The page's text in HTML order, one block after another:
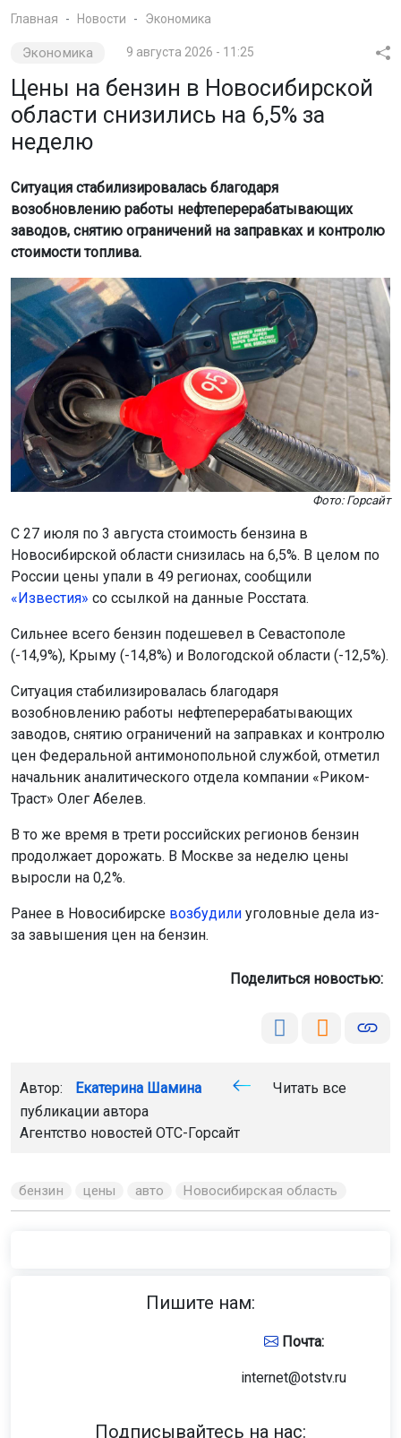
Главная Новости Экономика
Экономика 9 августа 2026 - 11:25
Цены на бензин в Новосибирской
области снизились на 6,5% за
неделю
Ситуация стабилизировалась благодаря
возобновлению работы нефтеперерабатывающих
заводов, снятию ограничений на заправках и контролю
стоимости топлива.
Фото: Горсайт
С 27 июля по 3 августа стоимость бензина в
Новосибирской области снизилась на 6,5%. В целом по
России цены упали в 49 регионах, сообщили
«Известия» со ссылкой на данные Росстата.
Сильнее всего бензин подешевел в Севастополе
(-14,9%), Крыму (-14,8%) и Вологодской области (-12,5%).
Ситуация стабилизировалась благодаря
возобновлению работы нефтеперерабатывающих
заводов, снятию ограничений на заправках и контролю
цен Федеральной антимонопольной службой, отметил
начальник аналитического отдела компании «Риком-
Траст» Олег Абелев.
В то же время в трети российских регионов бензин
продолжает дорожать. В Москве за неделю цены
выросли на 0,2%.
Ранее в Новосибирске возбудили уголовные дела из-
за завышения цен на бензин.
Поделиться новостью:
Автор: Екатерина Шамина
Читать все
публикации автора
Агентство новостей ОТС-Горсайт
бензин цены авто Новосибирская область
Пишите нам:
Почта:
internet@otstv.ru
Подписывайтесь на нас: